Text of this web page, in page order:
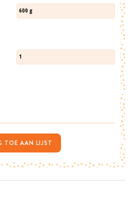
600 g
1
TOE AAN LIJST